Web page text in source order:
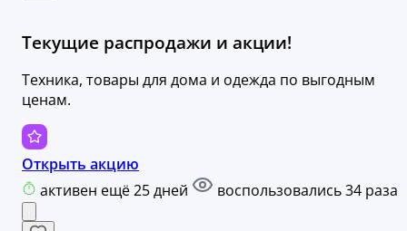
Текущие распродажи и акции!
Техника, товары для дома и одежда по выгодным
ценам.
Открыть акцию
активен ещё 25 дней
воспользовались 34 раза